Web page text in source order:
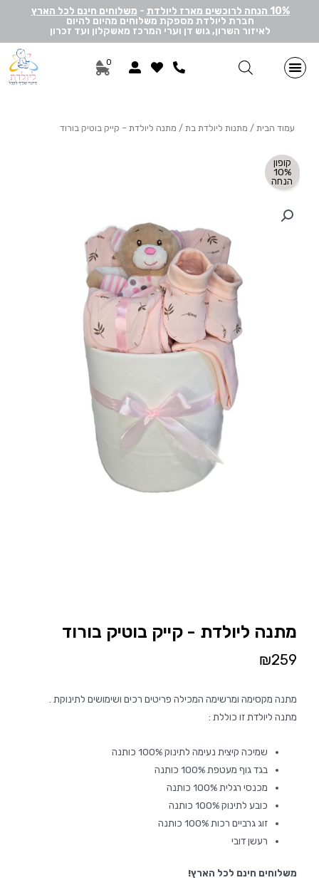
10% הנחה לרוכשים מארז ליולדת - משלוחים חינם לכל הארץ
חברת ליולדת מספקת משלוחים מהיום להיום
לאיזור השרון, גוש דן וערי המרכז מאשקלון ועד זכרון
0
עמוד הבית / מתנות ליולדת בת / מתנה ליולדת – קייק בוטיק בורוד
קופון
10%
הנחה
מתנה ליולדת - קייק בוטיק בורוד
₪259
מתנה מקסימה ומרשימה המכילה פריטים רכים ושימושים לתינוקת .
מתנה ליולדת זו כוללת :
שמיכה קיצית נעימה לתינוק 100% כותנה
בגד גוף מעטפת 100% כותנה
מכנסי רגלית 100% כותנה
כובע לתינוק 100% כותנה
זוג גרביים רכות 100% כותנה
רעשן דובי
משלוחים חינם לכל הארץ!